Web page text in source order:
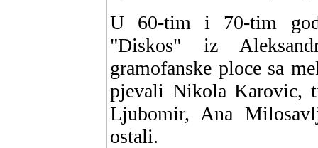
U 60-tim i 70-tim
"Diskos" iz
gramofanske ploce sa
pjevali Nikola Karovic,
Ljubomir, Ana
ostali.